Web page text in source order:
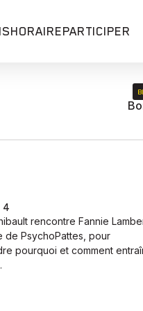
HORAIREPARTICIPER
4
rencontre Fannie
de PsychoPattes, pour
pourquoi et comment